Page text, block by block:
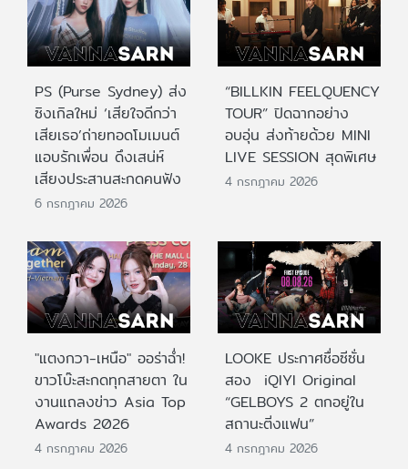
PS (Purse Sydney) ส่ง
ซิงเกิลใหม่ ‘เสียใจดีกว่า
เสียเธอ’ถ่ายทอดโมเมนต์
แอบรักเพื่อน ดึงเสน่ห์
เสียงประสานสะกดคนฟัง
6 กรกฎาคม 2026
“BILLKIN FEELQUENCY
TOUR” ปิดฉากอย่าง
อบอุ่น ส่งท้ายด้วย MINI
LIVE SESSION สุดพิเศษ
4 กรกฎาคม 2026
"แตงกวา-เหนือ" ออร่าฉ่ำ!
ขาวโบ๊ะสะกดทุกสายตา ใน
งานแถลงข่าว Asia Top
Awards 2026
4 กรกฎาคม 2026
LOOKE ประกาศชื่อซีซั่น
สอง iQIYI Original
“GELBOYS 2 ตกอยู่ใน
สถานะติ่งแฟน”
4 กรกฎาคม 2026